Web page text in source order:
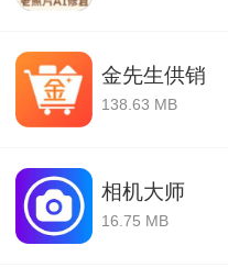
金先生供销
138.63 MB
相机大师
16.75 MB